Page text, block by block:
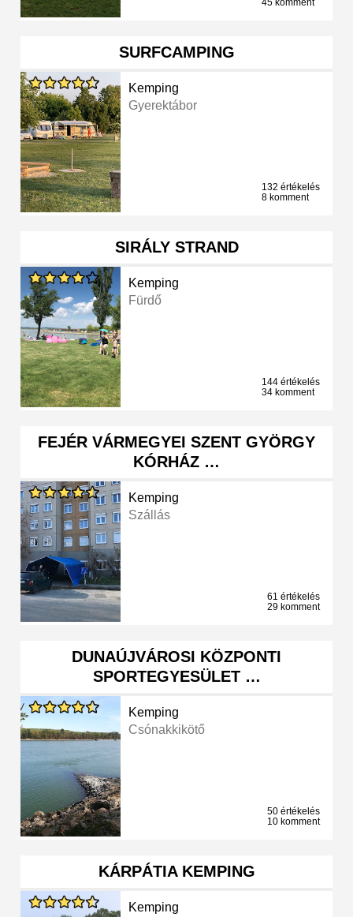
45 komment
SURFCAMPING
Kemping
Gyerektábor
132 értékelés
8 komment
SIRÁLY STRAND
Kemping
Fürdő
144 értékelés
34 komment
FEJÉR VÁRMEGYEI SZENT GYÖRGY
KÓRHÁZ …
Kemping
Szállás
61 értékelés
29 komment
DUNAÚJVÁROSI KÖZPONTI
SPORTEGYESÜLET …
Kemping
Csónakkikötő
50 értékelés
10 komment
KÁRPÁTIA KEMPING
Kemping